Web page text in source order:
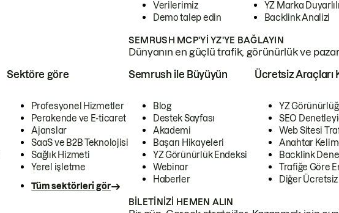
Verilerimiz
Demo talep edin
YZ Marka
Backlink Analizi
SEMRUSH MCP'YI YZ'YE BAĞLAYIN
Dünyanın en güçlü trafik, görünürlük ve
Sektöre göre
Profesyonel Hizmetler
Perakende ve E-ticaret
Ajanslar
SaaS ve B2B Teknolojisi
Sağlık Hizmeti
Yerel işletme
Tüm sektörleri gör
Semrush ile Büyüyün
Blog
Destek Sayfası
Akademi
Başarı Hikayeleri
YZ Görünürlük Endeksi
Webinar
Haberler
Ücretsiz Araçları
YZ
SEO
Web Sitesi
Anahtar
Backlink
Trafiğe Göre
Diğer
BILETINIZI HEMEN ALIN